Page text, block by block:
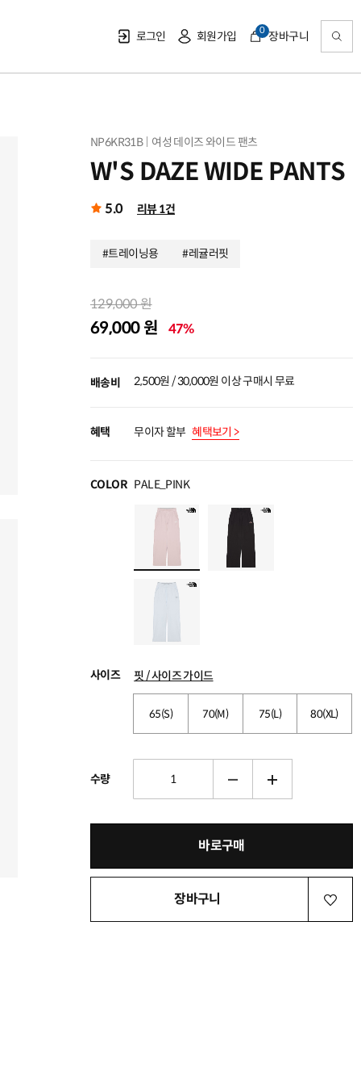
로그인 회원가입 장바구니
0
NP6KR31B 여성 데이즈 와이드 팬츠
W'S DAZE WIDE PANTS
5.0 리뷰 1건
#트레이닝용 #레귤러핏
129,000 원
69,000 원 47%
배송비 2,500원 / 30,000원 이상 구매시 무료
혜택 무이자 할부 혜택보기 >
COLOR PALE_PINK
사이즈 핏 / 사이즈 가이드
65(S) 70(M) 75(L) 80(XL)
수량
바로구매
장바구니